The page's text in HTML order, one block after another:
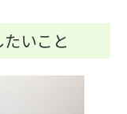
いこと